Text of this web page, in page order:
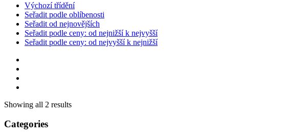
Výchozí třídění
Seřadit podle oblíbenosti
Seřadit od nejnovějších
Seřadit podle ceny: od nejnižší k nejvyšší
Seřadit podle ceny: od nejvyšší k nejnižší
Showing all 2 results
Categories